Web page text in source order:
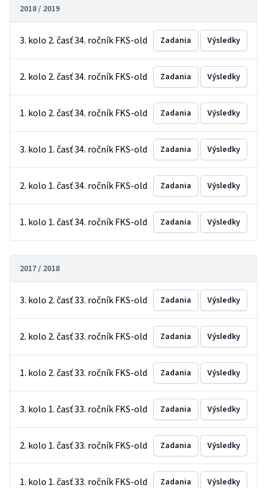
2018 / 2019
3. kolo 2. časť 34. ročník FKS-old Zadania Výsledky
2. kolo 2. časť 34. ročník FKS-old Zadania Výsledky
1. kolo 2. časť 34. ročník FKS-old Zadania Výsledky
3. kolo 1. časť 34. ročník FKS-old Zadania Výsledky
2. kolo 1. časť 34. ročník FKS-old Zadania Výsledky
1. kolo 1. časť 34. ročník FKS-old Zadania Výsledky
2017 / 2018
3. kolo 2. časť 33. ročník FKS-old Zadania Výsledky
2. kolo 2. časť 33. ročník FKS-old Zadania Výsledky
1. kolo 2. časť 33. ročník FKS-old Zadania Výsledky
3. kolo 1. časť 33. ročník FKS-old Zadania Výsledky
2. kolo 1. časť 33. ročník FKS-old Zadania Výsledky
1. kolo 1. časť 33. ročník FKS-old Zadania Výsledky